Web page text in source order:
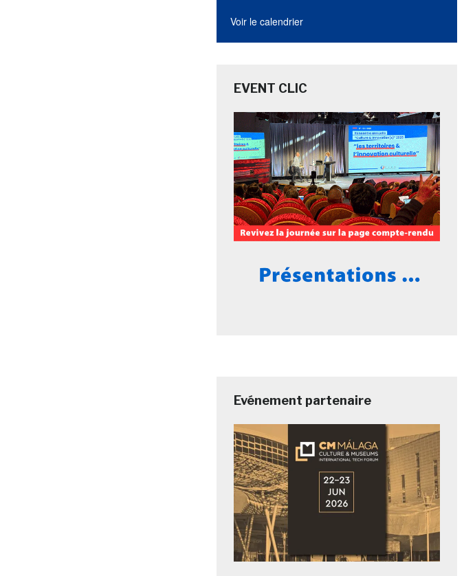
Voir le calendrier
EVENT CLIC
Evénement partenaire